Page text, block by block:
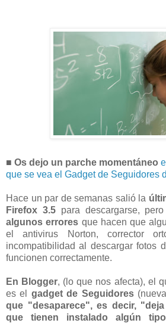
■ Os dejo un parche momentáneo
que se vea el Gadget de Seguidores
Hace un par de semanas salió la
Firefox 3.5para descargarse,
algunos errores que hacen que
el antivirus Norton, corrector
incompatibilidad al descargar fotos
funcionen correctamente.
En Blogger, (lo que nos afecta), el
es el gadget de Seguidores
que "desaparece", es decir,
que tienen instalado algún